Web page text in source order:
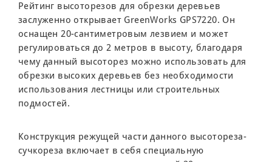
Рейтинг высоторезов для обрезки деревьев
заслуженно открывает GreenWorks GPS7220. Он
оснащен 20-сантиметровым лезвием и может
регулироваться до 2 метров в высоту, благодаря
чему данный высоторез можно использовать для
обрезки высоких деревьев без необходимости
использования лестницы или строительных
подмостей.
Конструкция режущей части данного высотореза-
сучкореза включает в себя специальную